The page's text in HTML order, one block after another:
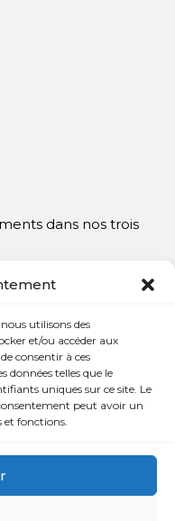
utilisons des
et/ou accéder aux
consentir à ces
données telles que le
uniques sur ce site. Le
peut avoir un
et fonctions.
dans nos trois